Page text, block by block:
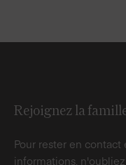
Rejoignez la
Pour rester en
informations,